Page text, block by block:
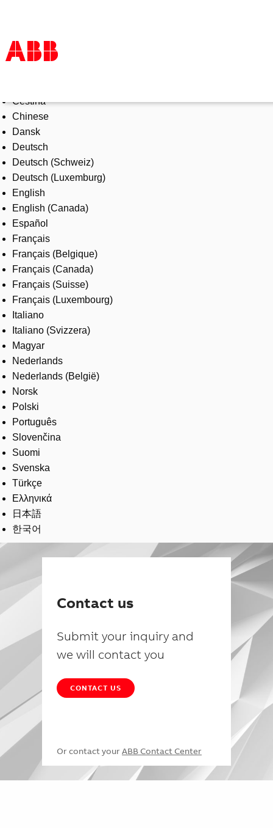
Products & Solutions
Industries
Services
About us
Where to buy
Contact us
Careers
Čeština
Chinese
Dansk
Deutsch
Deutsch (Schweiz)
Deutsch (Luxemburg)
English
English (Canada)
Español
Français
Français (Belgique)
Français (Canada)
Français (Suisse)
Français (Luxembourg)
Italiano
Italiano (Svizzera)
Magyar
Nederlands
Nederlands (België)
Norsk
Polski
Português
Slovenčina
Suomi
Svenska
Türkçe
Ελληνικά
日本語
한국어
Contact us
Submit your inquiry and
we will contact you
CONTACT US
Or contact your ABB Contact Center